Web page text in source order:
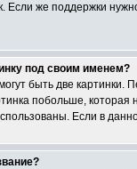
Если же поддержки
под своим именем?
быть две картинки.
побольше, которая
Если в